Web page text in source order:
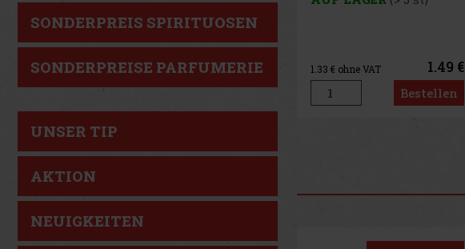
SONDERPREIS SPIRITUOSEN
SONDERPREISE PARFUMERIE
UNSER TIP
AKTION
NEUIGKEITEN
1.33 € ohne VAT 1.49 €
Bestellen